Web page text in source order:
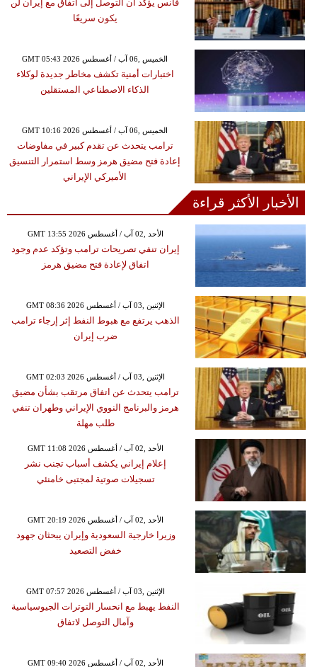
فانس يؤكد أن التوصل إلى اتفاق مع إيران لن
يكون سريعًا
GMT 05:43 2026 الخميس ,06 آب / أغسطس
اختبارات أمنية تكشف مخاطر جديدة لوكلاء
الذكاء الاصطناعي المستقلين
GMT 10:16 2026 الخميس ,06 آب / أغسطس
ترامب يتحدث عن تقدم كبير في مفاوضات
إعادة فتح مضيق هرمز وسط استمرار التنسيق
الأميركي الإيراني
الأخبار الأكثر قراءة
GMT 13:55 2026 الأحد ,02 آب / أغسطس
إيران تنفي تصريحات ترامب وتؤكد عدم وجود
اتفاق لإعادة فتح مضيق هرمز
GMT 08:36 2026 الإثنين ,03 آب / أغسطس
الذهب يرتفع مع هبوط النفط إثر إرجاء ترامب
ضرب إيران
GMT 02:03 2026 الإثنين ,03 آب / أغسطس
ترامب يتحدث عن اتفاق مرتقب بشأن مضيق
هرمز والبرنامج النووي الإيراني وطهران تنفي
طلب مهلة
GMT 11:08 2026 الأحد ,02 آب / أغسطس
إعلام إيراني يكشف أسباب تجنب نشر
تسجيلات صوتية لمجتبى خامنئي
GMT 20:19 2026 الأحد ,02 آب / أغسطس
وزيرا خارجية السعودية وإيران يبحثان جهود
خفض التصعيد
GMT 07:57 2026 الإثنين ,03 آب / أغسطس
النفط يهبط مع انحسار التوترات الجيوسياسية
وآمال التوصل لاتفاق
GMT 09:40 2026 الأحد ,02 آب / أغسطس